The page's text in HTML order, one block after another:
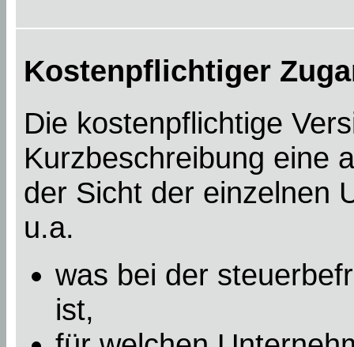
Kostenpflichtiger
Die kostenpflichtige
Kurzbeschreibung eine
der Sicht der einzelnen
u.a.
was bei der
ist,